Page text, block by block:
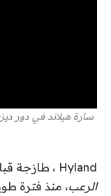
سارة هيلاند في دور
Hyland ، طازجة قبالة جولة خارج برودواي
الرعب، منذ فترة